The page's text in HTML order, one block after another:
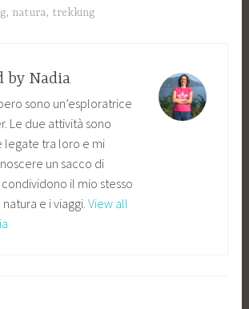
, natura, trekking
by Nadia
sono un’esploratrice
Le due attività sono
legate tra loro e mi
un sacco di
il mio stesso
e i viaggi. View all